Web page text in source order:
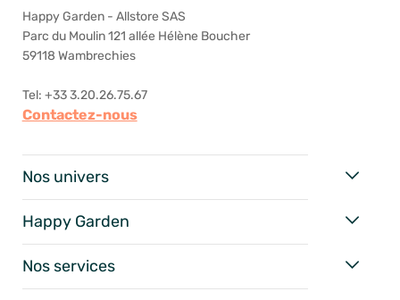
Happy Garden - Allstore SAS
Parc du Moulin 121 allée Hélène Boucher
59118 Wambrechies
Tel: +33 3.20.26.75.67
Contactez-nous
Nos univers
Happy Garden
Nos services